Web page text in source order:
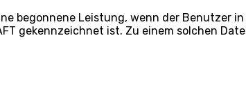
begonnene Leistung, wenn der Benutzer
gekennzeichnet ist. Zu einem solchen